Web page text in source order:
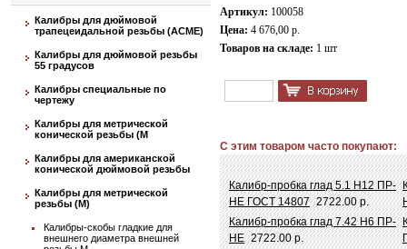
Калибры для дюймовой
трапецеидальной резьбы (АСМЕ)
Калибры для дюймовой резьбы
55 градусов
Калибры специальные по
чертежу
Калибры для метрической
конической резьбы (М
Калибры для американской
конической дюймовой резьбы
Калибры для метрической
резьбы (М)
Калибры-скобы гладкие для
внешнего диаметра внешней
Артикул: 100058
Цена: 4 676,00 р.
Товаров на складе: 1 шт
С этим товаром часто покупают:
Калибр-пробка глад 5.1 Н12 ПР-
НЕ ГОСТ 14807 2722.00 р.
Калибр-пробка глад 7.42 Н6 ПР-
НЕ 2722.00 р.